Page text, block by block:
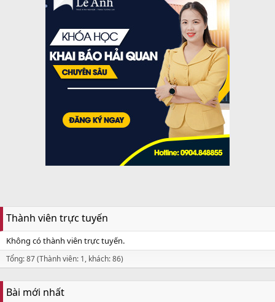
Thành viên trực tuyến
Không có thành viên trực tuyến.
Tổng: 87 (Thành viên: 1, khách: 86)
Bài mới nhất